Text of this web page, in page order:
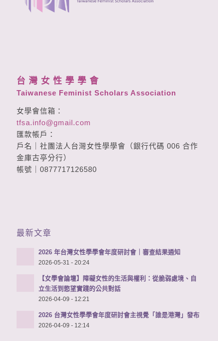
台 灣 女 性 學 學 會
Taiwanese Feminist Scholars Association
女學會信箱：
tfsa.info@gmail.com
匯款帳戶：
戶名｜社團法人台灣女性學學會（銀行代碼 006 合作
金庫古亭分行）
帳號｜0877717126580
最新文章
2026 年台灣女性學學會年度研討會｜審查結果通知
2026-05-31 - 20:24
【女學會論壇】障礙女性的生活與權利：從脆弱處境、自
立生活到慾望實踐的公共對話
2026-04-09 - 12:21
2026 台灣女性學學會年度研討會主視覺「誰是港灣」發布
2026-04-09 - 12:14